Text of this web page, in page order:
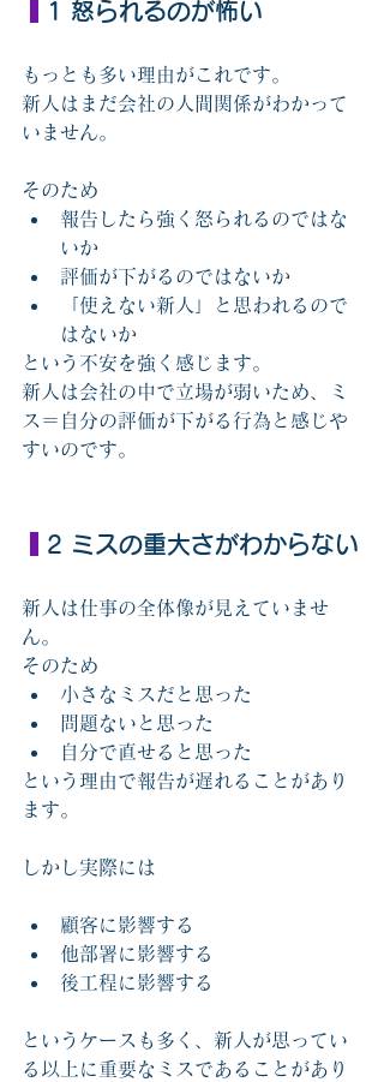
1 怒られるのが怖い
もっとも多い理由がこれです。
新人はまだ会社の人間関係がわかって
いません。
そのため
報告したら強く怒られるのではな
いか
評価が下がるのではないか
「使えない新人」と思われるので
はないか
という不安を強く感じます。
新人は会社の中で立場が弱いため、ミ
ス＝自分の評価が下がる行為と感じや
すいのです。
2 ミスの重大さがわからない
新人は仕事の全体像が見えていませ
ん。
そのため
小さなミスだと思った
問題ないと思った
自分で直せると思った
という理由で報告が遅れることがあり
ます。
しかし実際には
顧客に影響する
他部署に影響する
後工程に影響する
というケースも多く、新人が思ってい
る以上に重要なミスであることがあり